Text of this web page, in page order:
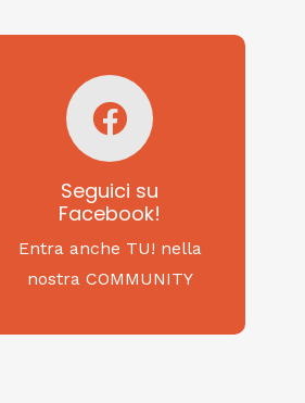
Seguici su
Facebook!
Entra anche TU! nella
nostra COMMUNITY
Seguici su
Facebook!
SAGRITALY
Feste, cibi e tradizioni
da Nord a Sud...